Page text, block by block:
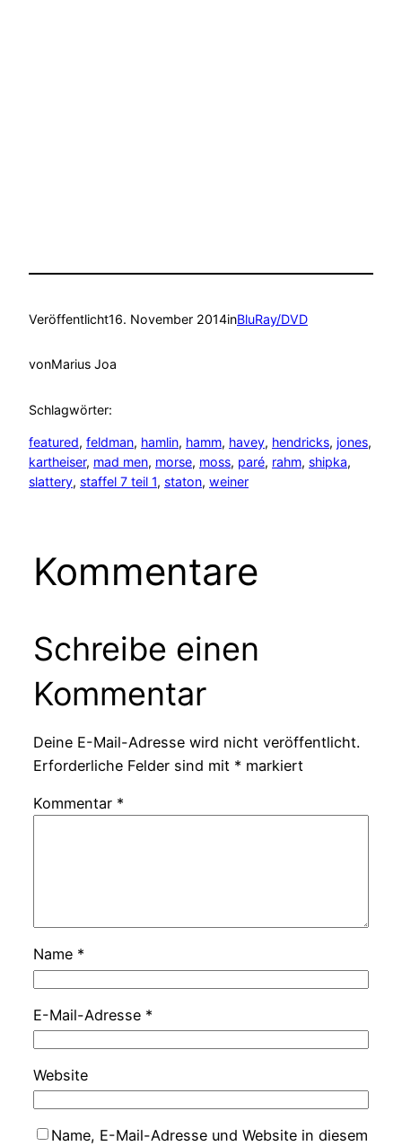
Veröffentlicht16. November 2014inBluRay/DVD
vonMarius Joa
Schlagwörter:
featured, feldman, hamlin, hamm, havey, hendricks, jones
kartheiser, mad men, morse, moss, paré, rahm, shipka
slattery, staffel 7 teil 1, staton, weiner
Kommentare
Schreibe einen
Kommentar
Deine E-Mail-Adresse wird nicht veröffentlicht.
Erforderliche Felder sind mit * markiert
Kommentar *
Name *
E-Mail-Adresse *
Website
Name, E-Mail-Adresse und Website in diesem